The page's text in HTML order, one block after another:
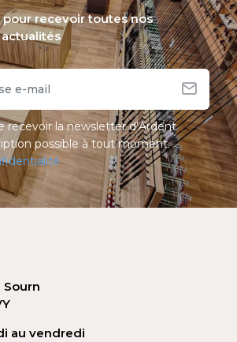
recevoir toutes nos
recevoir la newsletter d’Ardent
possible à tout moment.
Sourn
au vendredi